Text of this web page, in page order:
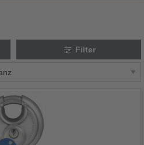
Filter